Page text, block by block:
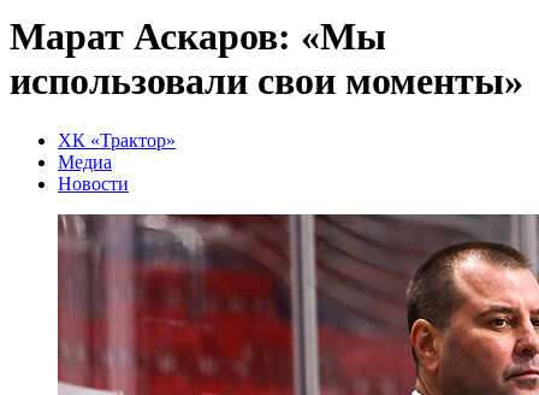
Марат Аскаров: «Мы
использовали свои моменты»
ХК «Трактор»
Медиа
Новости